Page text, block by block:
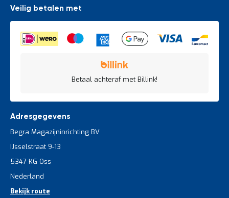
Veilig betalen met
Betaal achteraf met Billink!
Adresgegevens
Begra Magazijninrichting BV
IJsselstraat 9-13
5347 KG Oss
Nederland
Bekijk route